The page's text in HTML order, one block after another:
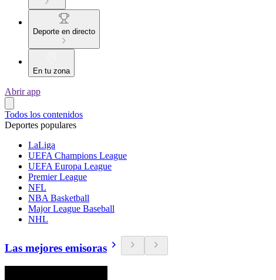
Deporte en directo
En tu zona
Abrir app
Todos los contenidos
Deportes populares
LaLiga
UEFA Champions League
UEFA Europa League
Premier League
NFL
NBA Basketball
Major League Baseball
NHL
Las mejores emisoras